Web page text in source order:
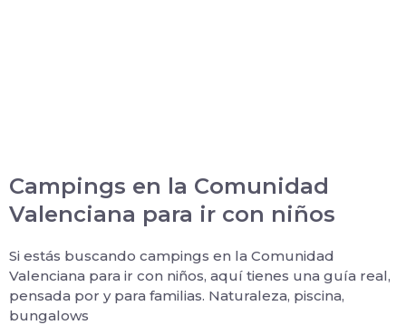
Campings en la Comunidad
Valenciana para ir con niños
Si estás buscando campings en la Comunidad
Valenciana para ir con niños, aquí tienes una guía real,
pensada por y para familias. Naturaleza, piscina,
bungalows